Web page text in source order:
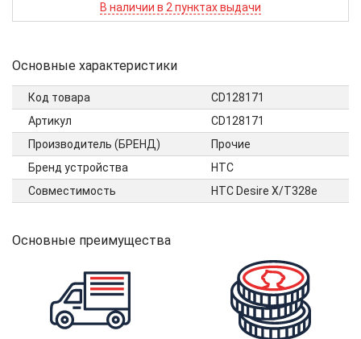
В наличии в 2 пунктах выдачи
Основные характеристики
Код товара
CD128171
Артикул
CD128171
Производитель (БРЕНД)
Прочие
Бренд устройства
HTC
Совместимость
HTC Desire X/T328e
Основные преимущества